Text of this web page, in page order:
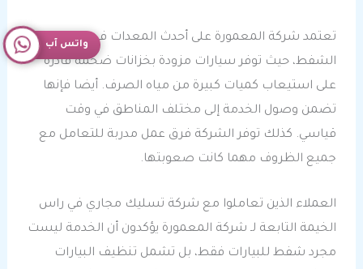
تعتمد شركة المعمورة على أحدث المعدات في عملية
الشفط، حيث توفر سيارات مزودة بخزانات ضخمة قادرة
على استيعاب كميات كبيرة من مياه الصرف. أيضا فإنها
تضمن وصول الخدمة إلى مختلف المناطق في وقت
قياسي. كذلك توفر الشركة فرق عمل مدربة للتعامل مع
جميع الظروف مهما كانت صعوبتها.
العملاء الذين تعاملوا مع شركة تسليك مجاري في راس
الخيمة التابعة لـ شركة المعمورة يؤكدون أن الخدمة ليست
مجرد شفط للبيارات فقط، بل تشمل تنظيف البيارات
واتس آب